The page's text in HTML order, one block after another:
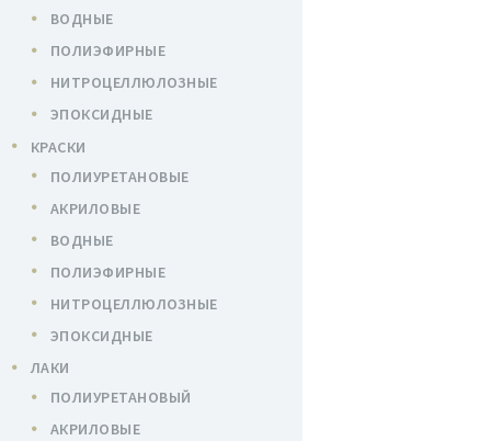
ВОДНЫЕ
ПОЛИЭФИРНЫЕ
НИТРОЦЕЛЛЮЛОЗНЫЕ
ЭПОКСИДНЫЕ
КРАСКИ
ПОЛИУРЕТАНОВЫЕ
АКРИЛОВЫЕ
ВОДНЫЕ
ПОЛИЭФИРНЫЕ
НИТРОЦЕЛЛЮЛОЗНЫЕ
ЭПОКСИДНЫЕ
ЛАКИ
ПОЛИУРЕТАНОВЫЙ
АКРИЛОВЫЕ